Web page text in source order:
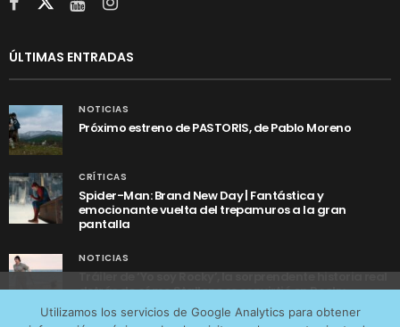
ÚLTIMAS ENTRADAS
NOTICIAS
Próximo estreno de PASTORIS, de Pablo Moreno
CRÍTICAS
Spider-Man: Brand New Day | Fantástica y
emocionante vuelta del trepamuros a la gran
pantalla
NOTICIAS
Tráiler de ‘Yo soy Rocky’, la sorprendente historia real
detrás de cómo Stallone se convirtió en Rocky
Utilizamos los servicios de Google Analytics para obtener
tráfico web que recibimos y conocer los servicios que